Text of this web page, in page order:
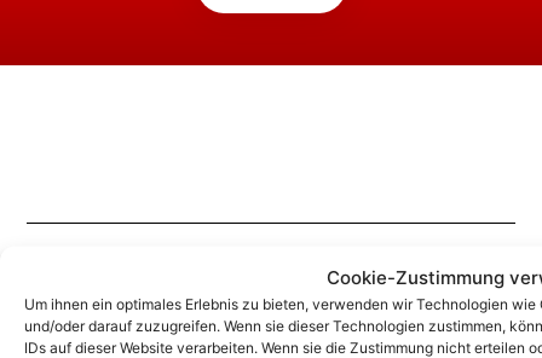
Cookie-Zustimmung
Um ihnen ein optimales Erlebnis zu bieten, verwenden wir Technologien
und/oder darauf zuzugreifen. Wenn sie dieser Technologien zustimmen,
IDs auf dieser Website verarbeiten. Wenn sie die Zustimmung nicht erteilen
Unsere Korrespondenz-Adressen*: